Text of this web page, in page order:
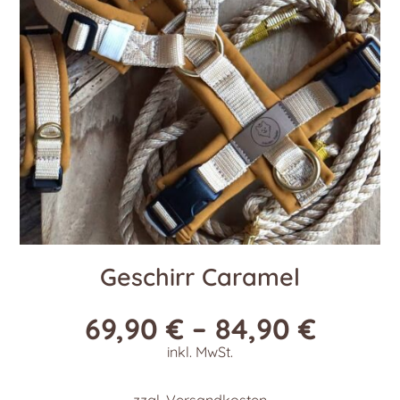
können
auf
der
Produktseite
gewählt
werden
Geschirr Caramel
69,90€ – 84,90€
inkl. MwSt.